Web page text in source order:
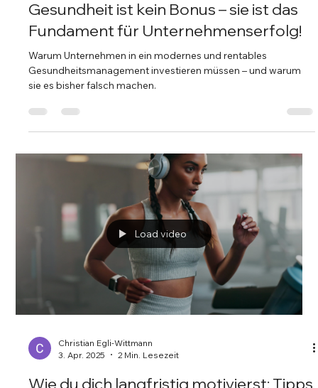
Christian Egli-Wittmann
Gesundheit ist kein Bonus – sie ist das
Fundament für Unternehmenserfolg!
Warum Unternehmen in ein modernes und rentables
Gesundheitsmanagement investieren müssen – und warum
Load video